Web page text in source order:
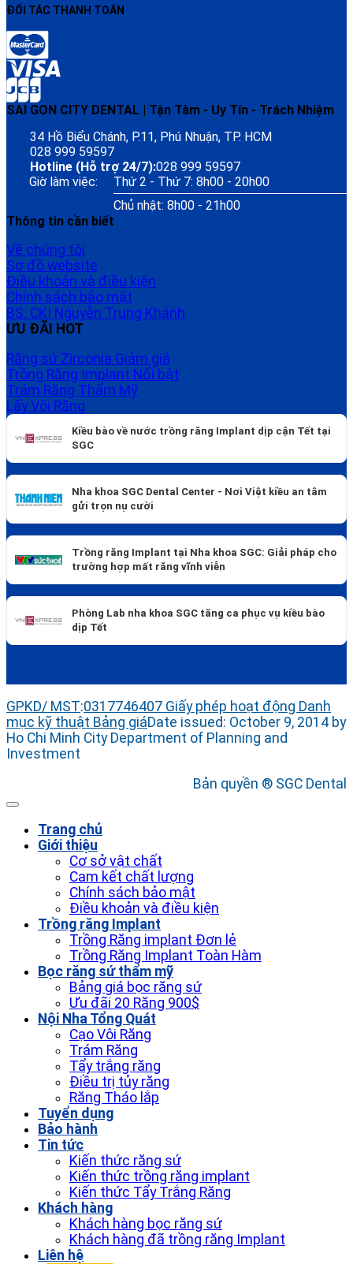
ĐỐI TÁC THANH TOÁN
SAI GON CITY DENTAL | Tận Tâm - Uy Tín - Trách Nhiệm
34 Hồ Biểu Chánh, P.11, Phú Nhuận, TP. HCM
028 999 59597
Hotline (Hỗ trợ 24/7):028 999 59597
Giờ làm việc:
Thứ 2 - Thứ 7: 8h00 - 20h00
Chủ nhật: 8h00 - 21h00
Thông tin cần biết
Về chúng tôi
Sơ đồ website
Điều khoản và điều kiện
Chính sách bảo mật
BS. CKI Nguyễn Trung Khánh
ƯU ĐÃI HOT
Răng sứ Zirconia
Trồng Răng Implant
Trám Răng Thẩm Mỹ
Lấy Vôi Răng
Kiều bào về nước trồng răng Implant dịp cận Tết tại
SGC
Nha khoa SGC Dental Center - Nơi Việt kiều an tâm
gửi trọn nụ cười
Trồng răng Implant tại Nha khoa SGC: Giải pháp cho
trường hợp mất răng vĩnh viễn
Phòng Lab nha khoa SGC tăng ca phục vụ kiều bào
dịp Tết
GPKD/ MST:0317746407 Giấy phép hoạt động Danh
mục kỹ thuật Bảng giáDate issued: October 9, 2014 by
Ho Chi Minh City Department of Planning and
Investment
Bản quyền ® SGC Dental
Trang chủ
Giới thiệu
Cơ sở vật chất
Cam kết chất lượng
Chính sách bảo mật
Điều khoản và điều kiện
Trồng răng Implant
Trồng Răng implant Đơn lẻ
Trồng Răng Implant Toàn Hàm
Bọc răng sứ thẩm mỹ
Bảng giá bọc răng sứ
Ưu đãi 20 Răng 900$
Nội Nha Tổng Quát
Cạo Vôi Răng
Trám Răng
Tẩy trắng răng
Điều trị tủy răng
Răng Tháo lắp
Tuyển dụng
Bảo hành
Tin tức
Kiến thức răng sứ
Kiến thức trồng răng implant
Kiến thức Tẩy Trắng Răng
Khách hàng
Khách hàng bọc răng sứ
Khách hàng đã trồng răng Implant
Liên hệ